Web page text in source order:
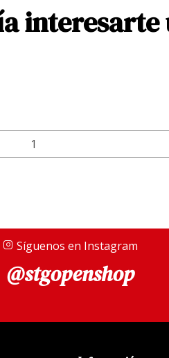
interesarte
Síguenos en Instagram
@stgopenshop